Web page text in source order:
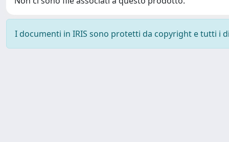
I documenti in IRIS sono protetti da copyright e tutti i